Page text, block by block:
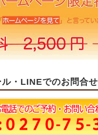
・LINEでのお問合せ